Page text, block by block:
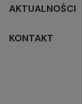
AKTUALNOŚCI
KONTAKT